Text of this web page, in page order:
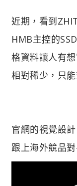
近期，看到
HMB主控的
格資料讓人有
相對稀少，只
官網的視覺設
跟上海外競品